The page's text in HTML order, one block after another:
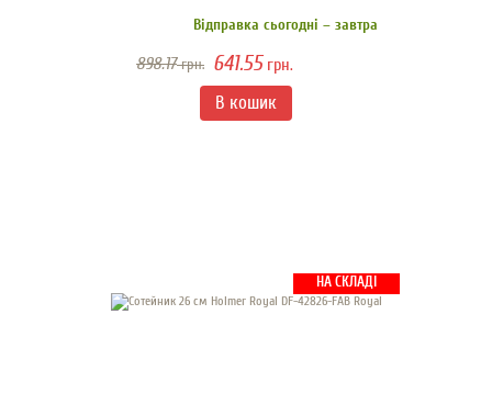
Відправка сьогодні – завтра
898.17грн. 641.55 грн.
НА СКЛАДІ